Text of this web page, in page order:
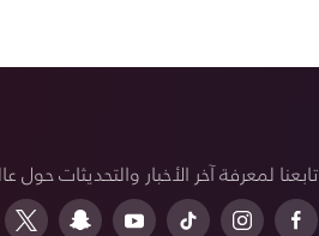
تابعنا لمعرفة آخر الأخبار والتحديثات